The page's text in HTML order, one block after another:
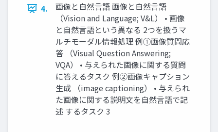
4.
画像と自然言語 画像と自然言語
（Vision and Language; V&L） • 画像
と自然言語という異なる 2つを扱うマ
ルチモーダル情報処理 例①画像質問応
答 （Visual Question Answering;
VQA） • 与えられた画像に関する質問
に答えるタスク 例②画像キャプション
生成 （image captioning） • 与えられ
た画像に関する説明文を自然言語で記
述 するタスク 3